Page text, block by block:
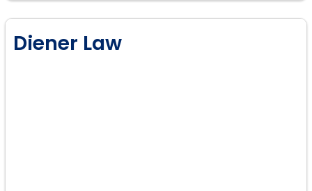
Diener Law